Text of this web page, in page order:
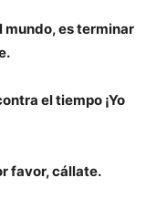
mundo, es terminar
el tiempo ¡Yo
favor, cállate.